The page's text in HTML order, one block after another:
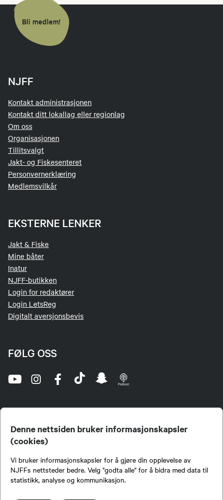
Denne nettsiden bruker informasjonskapsler
(cookies)
Vi bruker informasjonskapsler for å gjøre din opplevelse av
NJFFs nettsteder bedre. Velg "godta alle" for å bidra med data til
statistikk, analyse og kommunikasjon.
Bli medlem!
NJFF
Kontakt administrasjonen
Kontakt ditt lokallag eller regionlag
Om oss
Organisasjonen
Tillitsvalgt
Jakt- og Fiskesenteret
Personvernerklæring
Medlemsvilkår
EKSTERNE LENKER
Jakt & Fiske
Mine båter
Inatur
NJFF-butikken
Login for redaktører
Login LetsReg
Digitalt aversjonsbevis
FØLG OSS
jegere og sportsfiskere og et av de viktigste miljøene for formidling av kunnskap om jakt og
fiske i Norge. Vi er en partipolitisk nøytral organisasjon, men har et sterkt jakt-, fiske-, og
naturpolitisk engasjement i mange saker.